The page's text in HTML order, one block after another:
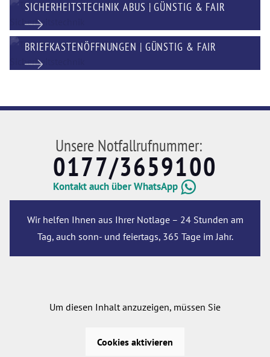
SICHERHEITSTECHNIK ABUS | GÜNSTIG & FAIR
BRIEFKASTENÖFFNUNGEN | GÜNSTIG & FAIR
Unsere Notfallrufnummer:
0177/3659100
Kontakt auch über WhatsApp
Wir helfen Ihnen aus Ihrer Notlage – 24 Stunden am
Tag, auch sonn- und feiertags, 365 Tage im Jahr.
Um diesen Inhalt anzuzeigen, müssen Sie
Cookies aktivieren